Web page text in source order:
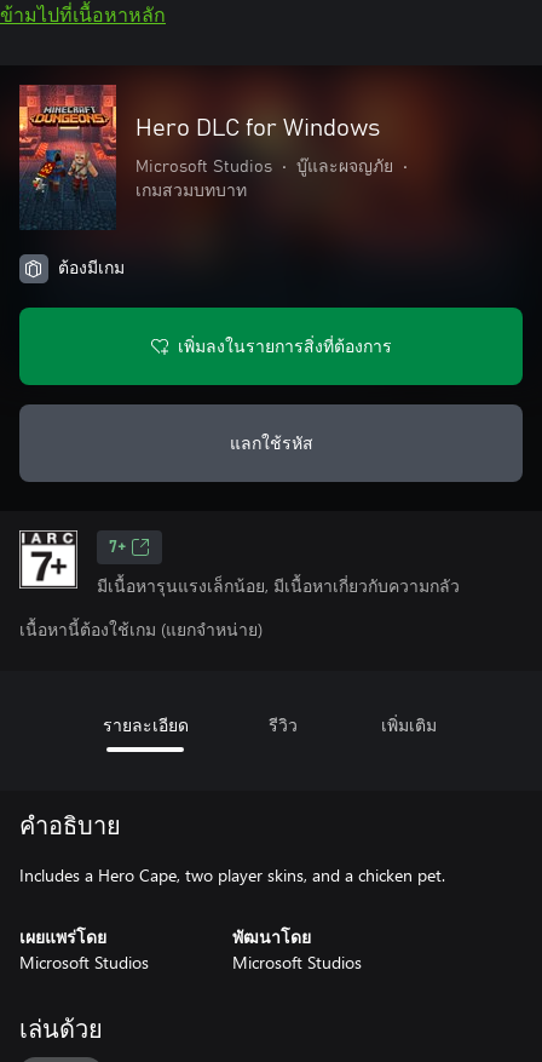
ข้ามไปที่เนื้อหาหลัก
Hero DLC for Windows
Microsoft Studios • บู๊และผจญภัย
•
เกมสวมบทบาท
ต้องมีเกม
เพิ่มลงในรายการสิ่งที่ต้องการ
แลกใช้รหัส
7+
มีเนื้อหารุนแรงเล็กน้อย, มีเนื้อหาเกี่ยวกับความกลัว
เนื้อหานี้ต้องใช้เกม (แยกจำหน่าย)
รายละเอียด รีวิว เพิ่มเติม
คำอธิบาย
Includes a Hero Cape, two player skins, and a chicken pet.
เผยแพร่โดย
Microsoft Studios
พัฒนาโดย
Microsoft Studios
เล่นด้วย